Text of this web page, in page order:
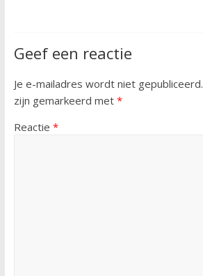
Geef een reactie
Je e-mailadres wordt niet gepubliceerd.
zijn gemarkeerd met *
Reactie *